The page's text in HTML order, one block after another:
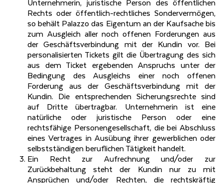
Unternehmerin, juristische Person des öffentlichen
Rechts oder öffentlich-rechtliches Sondervermögen,
so behält Palazzo das Eigentum an der Kaufsache bis
zum Ausgleich aller noch offenen Forderungen aus
der Geschäftsverbindung mit der Kundin vor. Bei
personalisierten Tickets gilt die Übertragung des sich
aus dem Ticket ergebenden Anspruchs unter der
Bedingung des Ausgleichs einer noch offenen
Forderung aus der Geschäftsverbindung mit der
Kundin. Die entsprechenden Sicherungsrechte sind
auf Dritte übertragbar. Unternehmerin ist eine
natürliche oder juristische Person oder eine
rechtsfähige Personengesellschaft, die bei Abschluss
eines Vertrages in Ausübung ihrer gewerblichen oder
selbstständigen beruflichen Tätigkeit handelt.
Ein Recht zur Aufrechnung und/oder zur
Zurückbehaltung steht der Kundin nur zu mit
Ansprüchen und/oder Rechten, die rechtskräftig